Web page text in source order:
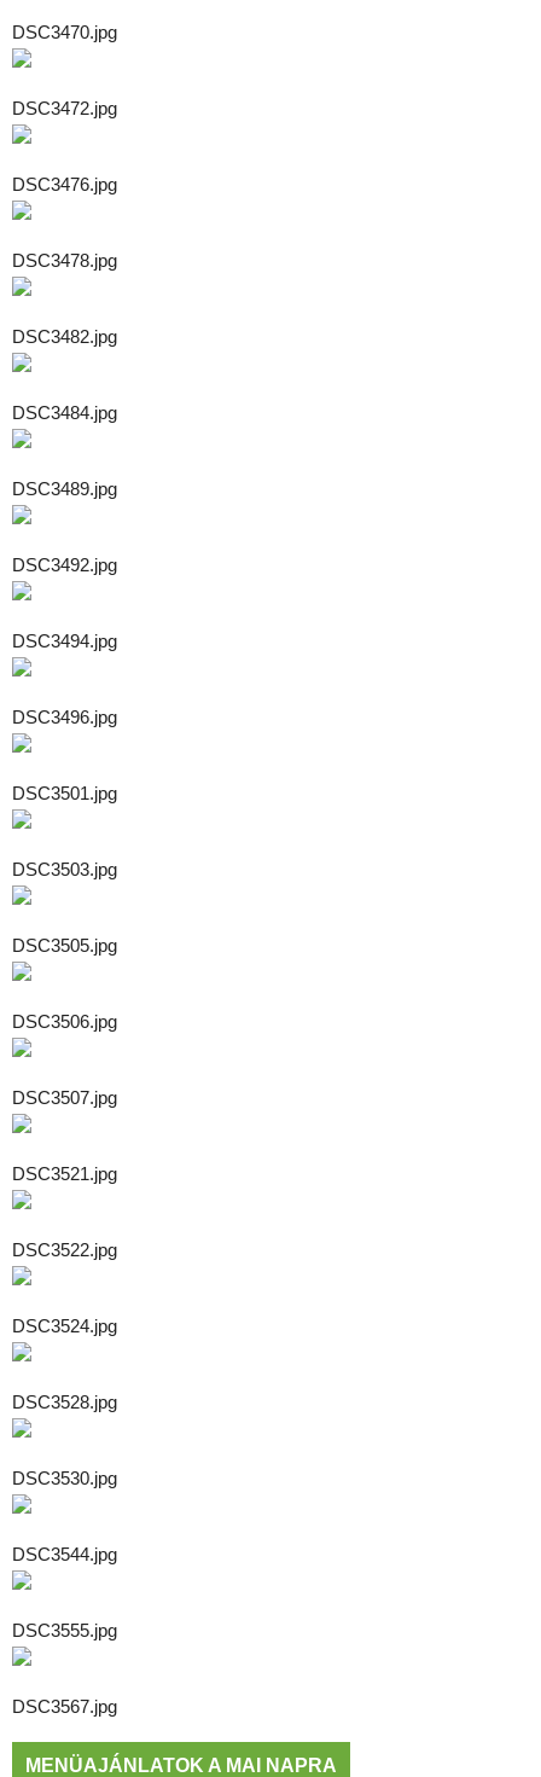
DSC3470.jpg
DSC3472.jpg
DSC3476.jpg
DSC3478.jpg
DSC3482.jpg
DSC3484.jpg
DSC3489.jpg
DSC3492.jpg
DSC3494.jpg
DSC3496.jpg
DSC3501.jpg
DSC3503.jpg
DSC3505.jpg
DSC3506.jpg
DSC3507.jpg
DSC3521.jpg
DSC3522.jpg
DSC3524.jpg
DSC3528.jpg
DSC3530.jpg
DSC3544.jpg
DSC3555.jpg
DSC3567.jpg
MENÜAJÁNLATOK A MAI NAPRA